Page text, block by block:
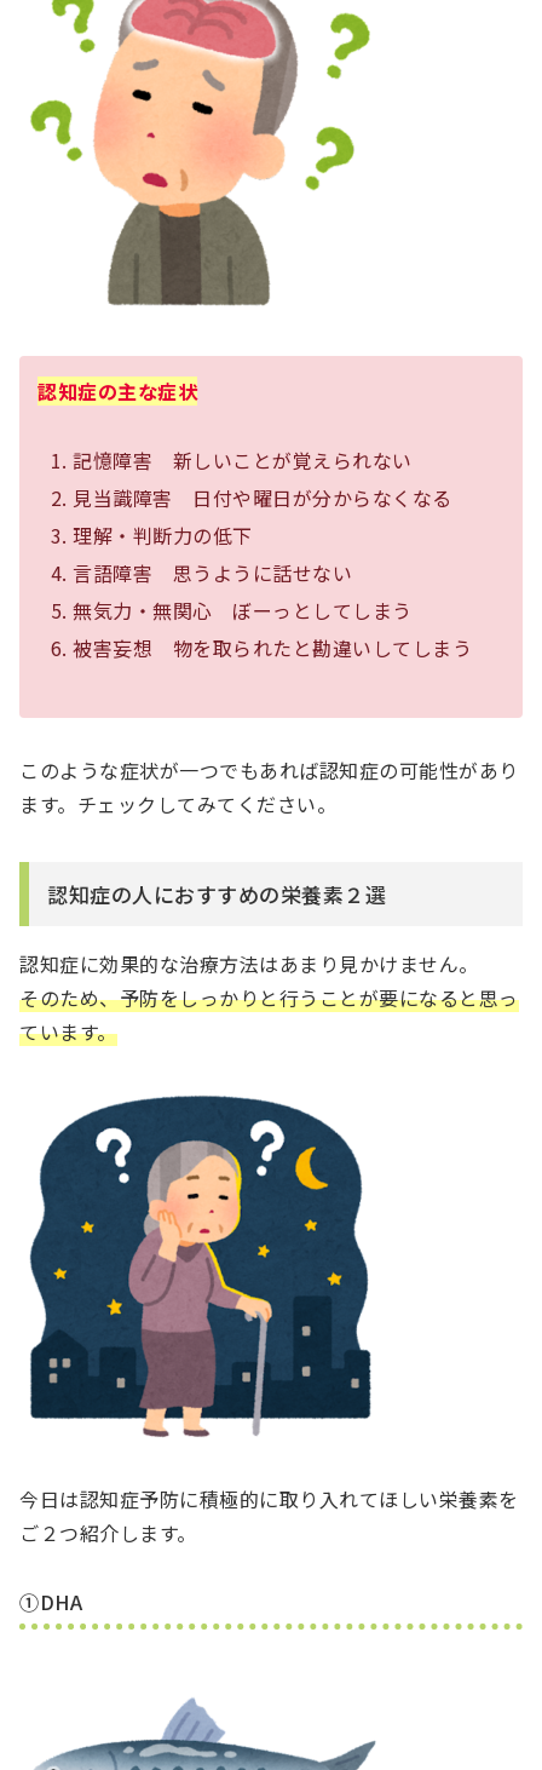
認知症の主な症状
記憶障害 新しいことが覚えられない
見当識障害 日付や曜日が分からなくなる
理解・判断力の低下
言語障害 思うように話せない
無気力・無関心 ぼーっとしてしまう
被害妄想 物を取られたと勘違いしてしまう
このような症状が一つでもあれば認知症の可能性があり
ます。チェックしてみてください。
認知症の人におすすめの栄養素２選
認知症に効果的な治療方法はあまり見かけません。
そのため、予防をしっかりと行うことが要になると思っ
ています。
今日は認知症予防に積極的に取り入れてほしい栄養素を
ご２つ紹介します。
①DHA